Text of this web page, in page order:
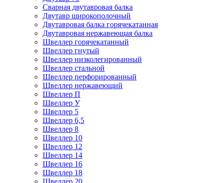
Сварная двутавровая балка
Двутавр широкополочный
Двутавровая балка горячекатанная
Двутавровая нержавеющая балка
Швеллер горячекатанный
Швеллер гнутый
Швеллер низколегированный
Швеллер стальной
Швеллер перфорированный
Швеллер нержавеющий
Швеллер П
Швеллер У
Швеллер 5
Швеллер 6,5
Швеллер 8
Швеллер 10
Швеллер 12
Швеллер 14
Швеллер 16
Швеллер 18
Швеллер 20